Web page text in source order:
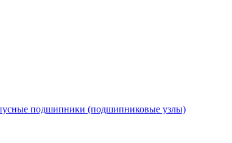
подшипники (подшипниковые узлы)